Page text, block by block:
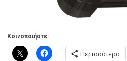
Κοινοποιήστε:
Περισσότερα